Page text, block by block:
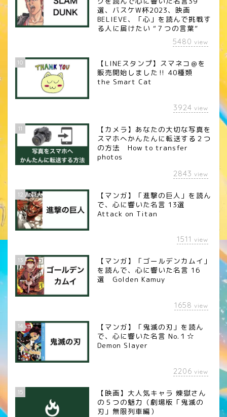
選、バスケW杯2023、映画
BELIEVE、「心」を読んで挑戦す
る人に届けたい “７つの言葉”
5480 view
10
【LINEスタンプ】スマネコ＠を
販売開始しました‼︎ 40種類
the Smart Cat
3924 view
11
【カメラ】あなたの大切な写真を
スマホへかんたんに転送する２つ
の方法 How to transfer
photos
2843 view
12
【マンガ】「進撃の巨人」を読ん
で、心に響いた名言 13選
Attack on Titan
1511 view
13
【マンガ】「ゴールデンカムイ」
を読んで、心に響いた名言 16
選 Golden Kamuy
1658 view
14
【マンガ】「鬼滅の刃」を読ん
で、心に響いた名言 No.１☆
Demon Slayer
2206 view
15
【映画】大人気キャラ 煉󠄁獄さん
の５つの魅力（劇場版「鬼滅の
刃」無限列車編）